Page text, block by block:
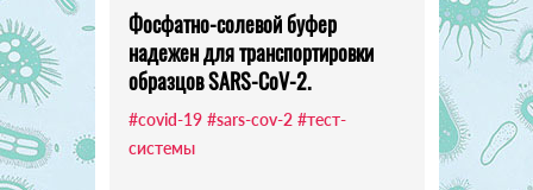
Фосфатно-солевой буфер
надежен для транспортировки
образцов SARS-CoV-2.
#covid-19 #sars-cov-2 #тест-
системы